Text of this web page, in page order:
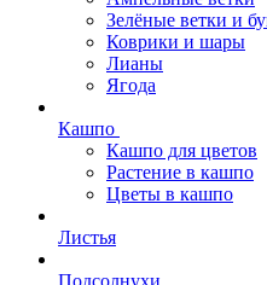
Зелёные ветки и
Коврики и шары
Лианы
Ягода
Кашпо
Кашпо для цветов
Растение в кашпо
Цветы в кашпо
Листья
Подсолнухи